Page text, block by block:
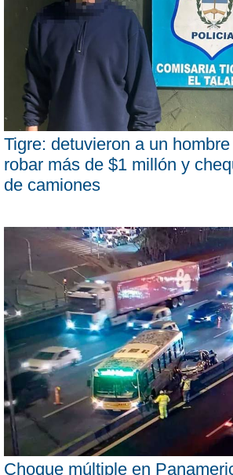
Tigre: detuvieron a un
robar más de $1 millón y
de camiones
Choque múltiple en